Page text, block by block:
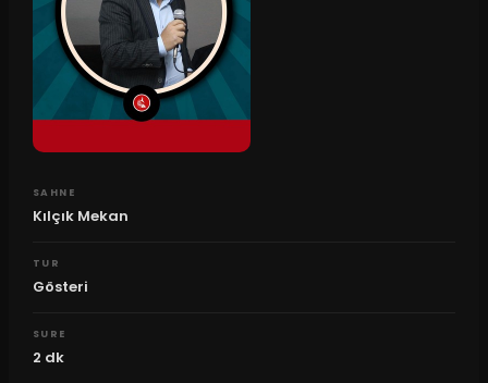
SAHNE
Kılçık Mekan
TUR
Gösteri
SURE
2 dk